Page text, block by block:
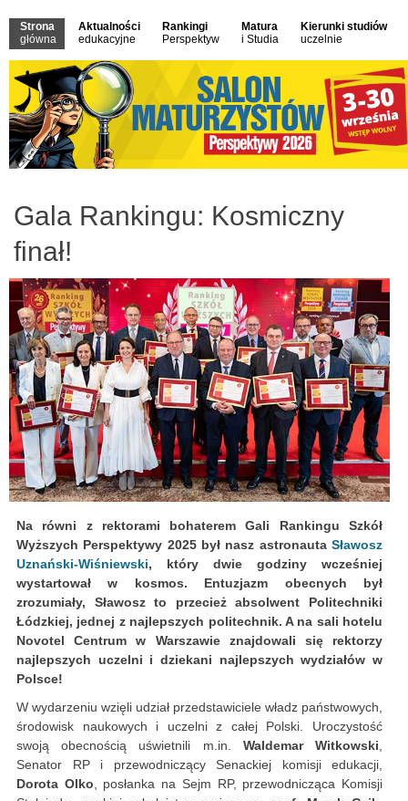
Strona
główna
Aktualności
edukacyjne
Rankingi
Perspektyw
Matura
i Studia
Kierunki studiów
uczelnie
Gala Rankingu: Kosmiczny
finał!
Na równi z rektorami bohaterem Gali Rankingu Szkół
Wyższych Perspektywy 2025 był nasz astronauta Sławosz
Uznański-Wiśniewski, który dwie godziny wcześniej
wystartował w kosmos. Entuzjazm obecnych był
zrozumiały, Sławosz to przecież absolwent Politechniki
Łódzkiej, jednej z najlepszych politechnik. A na sali hotelu
Novotel Centrum w Warszawie znajdowali się rektorzy
najlepszych uczelni i dziekani najlepszych wydziałów w
Polsce!
W wydarzeniu wzięli udział przedstawiciele władz państwowych,
środowisk naukowych i uczelni z całej Polski. Uroczystość
swoją obecnością uświetnili m.in. Waldemar Witkowski
Senator RP i przewodniczący Senackiej komisji edukacji,
Dorota Olko , posłanka na Sejm RP, przewodnicząca Komisji